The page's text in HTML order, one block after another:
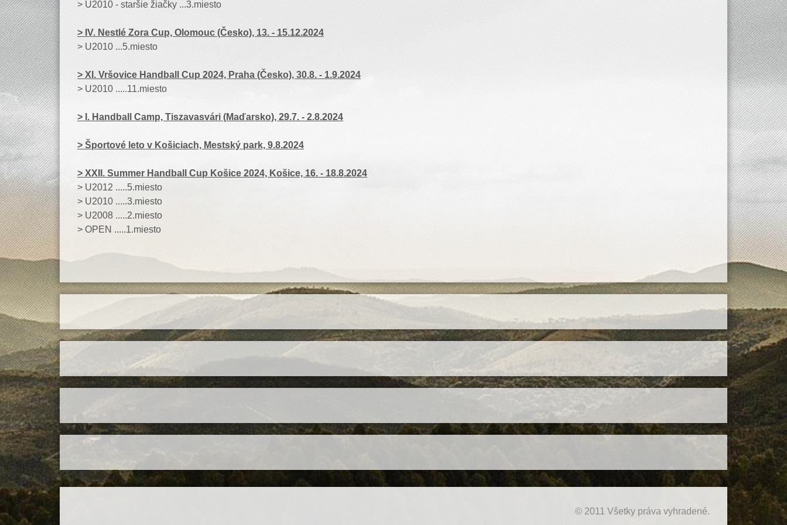
> U2010 - staršie žiačky ...3.miesto
> IV. Nestlé Zora Cup, Olomouc (Česko), 13. - 15.12.2024
> U2010 ...5.miesto
> XI. Vršovice Handball Cup 2024, Praha (Česko), 30.8. - 1.9.2024
> U2010 .....11.miesto
> I. Handball Camp, Tiszavasvári (Maďarsko), 29.7. - 2.8.2024
> Športové leto v Košiciach, Mestský park, 9.8.2024
> XXII. Summer Handball Cup Košice 2024, Košice, 16. - 18.8.2024
> U2012 .....5.miesto
> U2010 .....3.miesto
> U2008 .....2.miesto
> OPEN .....1.miesto
© 2011 Všetky práva vyhradené.